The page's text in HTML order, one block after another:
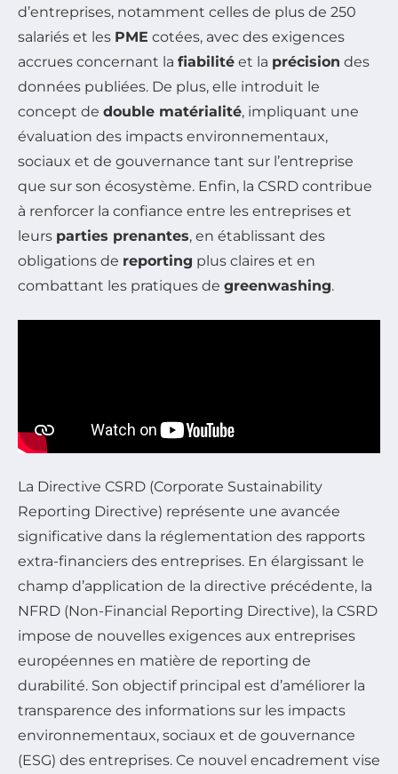
d’entreprises, notamment celles de plus de 250
salariés et les PME cotées, avec des exigences
accrues concernant la fiabilité et la précision des
données publiées. De plus, elle introduit le
concept de double matérialité, impliquant une
évaluation des impacts environnementaux,
sociaux et de gouvernance tant sur l’entreprise
que sur son écosystème. Enfin, la CSRD contribue
à renforcer la confiance entre les entreprises et
leurs parties prenantes, en établissant des
obligations de reporting plus claires et en
combattant les pratiques de greenwashing.
La Directive CSRD (Corporate Sustainability
Reporting Directive) représente une avancée
significative dans la réglementation des rapports
extra-financiers des entreprises. En élargissant le
champ d’application de la directive précédente, la
NFRD (Non-Financial Reporting Directive), la CSRD
impose de nouvelles exigences aux entreprises
européennes en matière de reporting de
durabilité. Son objectif principal est d’améliorer la
transparence des informations sur les impacts
environnementaux, sociaux et de gouvernance
(ESG) des entreprises. Ce nouvel encadrement vise